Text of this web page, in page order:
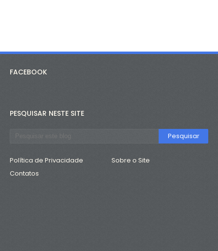
FACEBOOK
PESQUISAR NESTE SITE
Política de Privacidade
Sobre o Site
Contatos